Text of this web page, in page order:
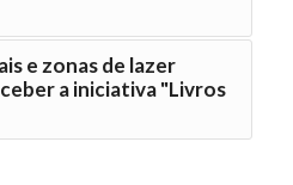
e zonas de lazer
a iniciativa "Livros